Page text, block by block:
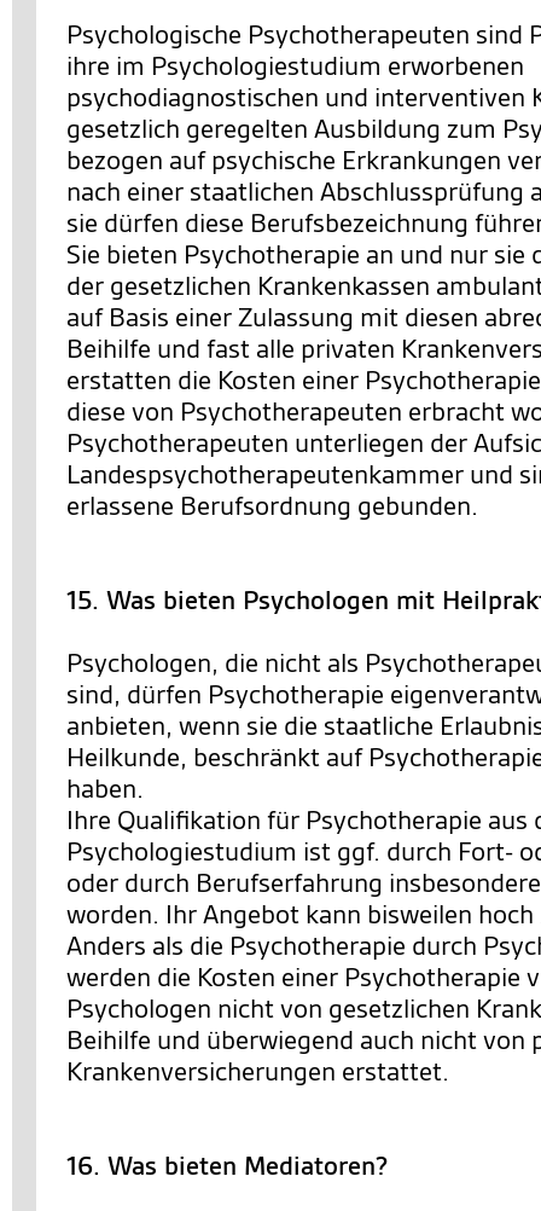
Psychologische Psychotherapeuten sind
ihre im Psychologiestudium erworbenen
psychodiagnostischen und interventiven
gesetzlich geregelten Ausbildung zum
bezogen auf psychische Erkrankungen
nach einer staatlichen Abschlussprüfung
sie dürfen diese Berufsbezeichnung
Sie bieten Psychotherapie an und nur sie
der gesetzlichen Krankenkassen
auf Basis einer Zulassung mit diesen
Beihilfe und fast alle privaten
erstatten die Kosten einer
diese von Psychotherapeuten erbracht
Psychotherapeuten unterliegen der
Landespsychotherapeutenkammer und
erlassene Berufsordnung gebunden.
15. Was bieten Psychologen mit
Psychologen, die nicht als
sind, dürfen Psychotherapie
anbieten, wenn sie die staatliche
Heilkunde, beschränkt auf
haben.
Ihre Qualifikation für Psychotherapie aus
Psychologiestudium ist ggf. durch Fort-
oder durch Berufserfahrung
worden. Ihr Angebot kann bisweilen
Anders als die Psychotherapie durch
werden die Kosten einer Psychotherapie
Psychologen nicht von gesetzlichen
Beihilfe und überwiegend auch nicht von
Krankenversicherungen erstattet.
16. Was bieten Mediatoren?